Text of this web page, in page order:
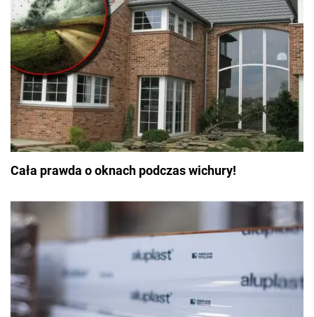
Cała prawda o oknach podczas wichury!